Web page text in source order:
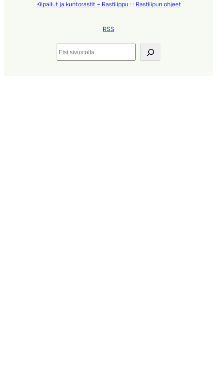
Kilpailut ja kuntorastit – Rastilippu ::: Rastilipun ohjeet
RSS
Etsi